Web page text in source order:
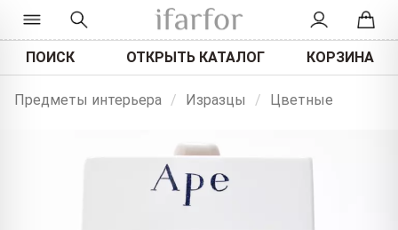
ПОИСК ОТКРЫТЬ КАТАЛОГ КОРЗИНА
Предметы интерьера / Изразцы / Цветные